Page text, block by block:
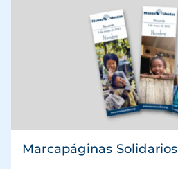
Marcapáginas Solidarios